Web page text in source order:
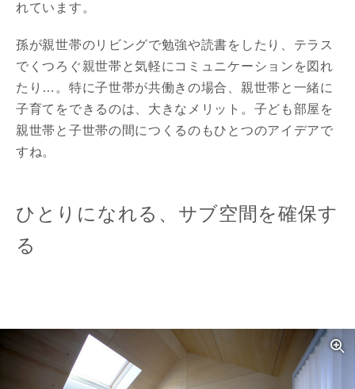
れています。
孫が親世帯のリビングで勉強や読書をしたり、テラス
でくつろぐ親世帯と気軽にコミュニケーションを図れ
たり…。特に子世帯が共働きの場合、親世帯と一緒に
子育てをできるのは、大きなメリット。子ども部屋を
親世帯と子世帯の間につくるのもひとつのアイデアで
すね。
ひとりになれる、サブ空間を確保す
る